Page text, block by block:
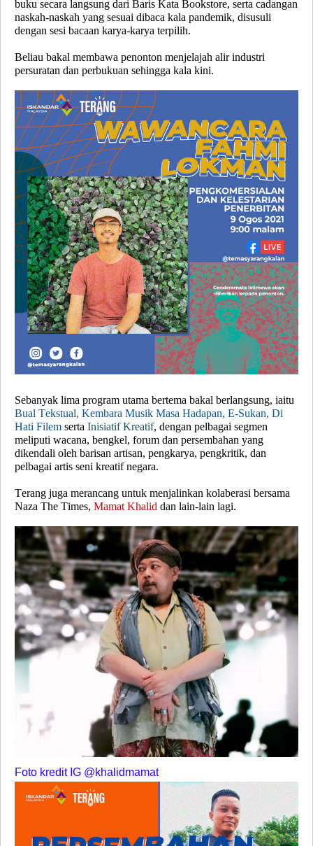
buku secara langsung dari Baris Kata Bookstore, serta cadangan
naskah-naskah yang sesuai dibaca kala pandemik, disusuli
dengan sesi bacaan karya-karya terpilih.
Beliau bakal membawa penonton menjelajah alir industri
persuratan dan perbukuan sehingga kala kini.
Sebanyak lima program utama bertema bakal berlangsung, iaitu
Bual Tekstual, Kembara Musik Masa Hadapan, E-Sukan, Di
Hati Filem serta Inisiatif Kreatif, dengan pelbagai segmen
meliputi wacana, bengkel, forum dan persembahan yang
dikendali oleh barisan artisan, pengkarya, pengkritik, dan
pelbagai artis seni kreatif negara.
Terang juga merancang untuk menjalinkan kolaberasi bersama
Naza The Times, Mamat Khalid dan lain-lain lagi.
Foto kredit IG @khalidmamat